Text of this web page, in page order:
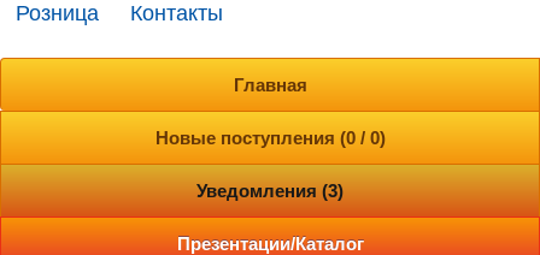
Розница
Контакты
Главная
Новые поступления (0 / 0)
Уведомления (3)
Презентации/Каталог